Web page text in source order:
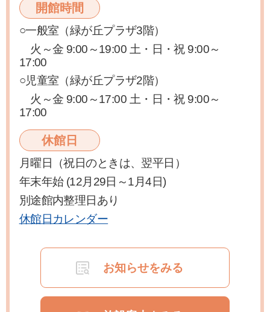
開館時間
○一般室（緑が丘プラザ3階）
火～金 9:00～19:00 土・日・祝 9:00～
17:00
○児童室（緑が丘プラザ2階）
火～金 9:00～17:00 土・日・祝 9:00～
17:00
休館日
月曜日（祝日のときは、翌平日）
年末年始 (12月29日～1月4日)
別途館内整理日あり
休館日カレンダー
お知らせをみる